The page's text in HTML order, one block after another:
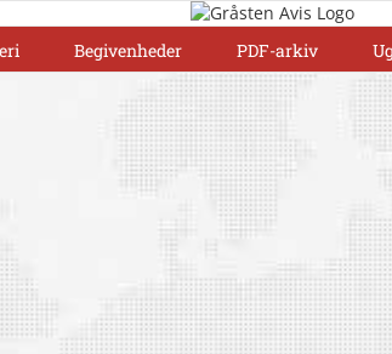
Begivenheder PDF-arkiv